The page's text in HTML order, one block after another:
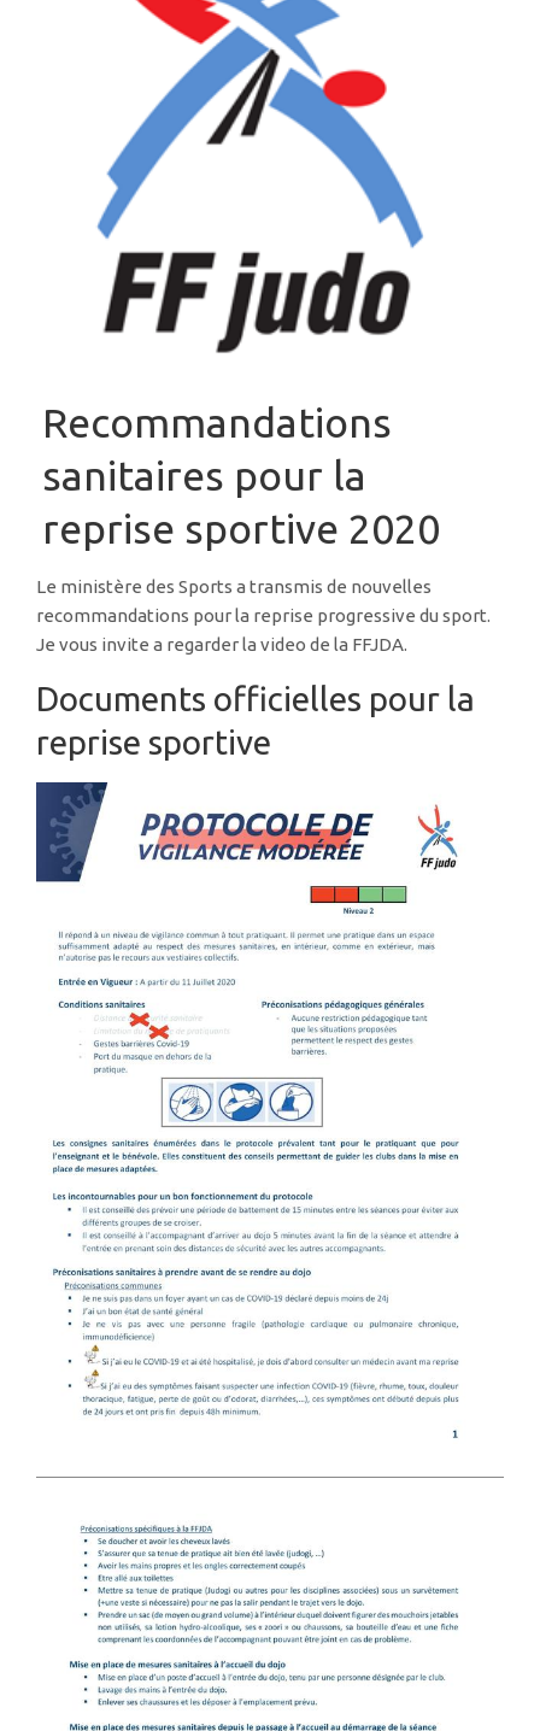
Recommandations
sanitaires pour la
reprise sportive 2020
Le ministère des Sports a transmis de nouvelles
recommandations pour la reprise progressive du sport.
Je vous invite a regarder la video de la FFJDA.
Documents officielles pour la
reprise sportive